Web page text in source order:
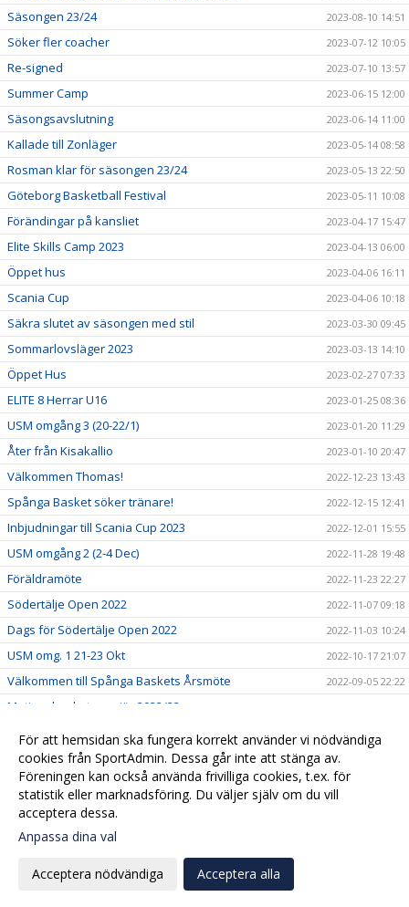
Säsongen 23/24 2023-08-10 14:51
Söker fler coacher 2023-07-12 10:05
Re-signed 2023-07-10 13:57
Summer Camp 2023-06-15 12:00
Säsongsavslutning 2023-06-14 11:00
Kallade till Zonläger 2023-05-14 08:58
Rosman klar för säsongen 23/24 2023-05-13 22:50
Göteborg Basketball Festival 2023-05-11 10:08
Förändingar på kansliet 2023-04-17 15:47
Elite Skills Camp 2023 2023-04-13 06:00
Öppet hus 2023-04-06 16:11
Scania Cup 2023-04-06 10:18
Säkra slutet av säsongen med stil 2023-03-30 09:45
Sommarlovsläger 2023 2023-03-13 14:10
Öppet Hus 2023-02-27 07:33
ELITE 8 Herrar U16 2023-01-25 08:36
USM omgång 3 (20-22/1) 2023-01-20 11:29
Åter från Kisakallio 2023-01-10 20:47
Välkommen Thomas! 2022-12-23 13:43
Spånga Basket söker tränare! 2022-12-15 12:41
Inbjudningar till Scania Cup 2023 2022-12-01 15:55
USM omgång 2 (2-4 Dec) 2022-11-28 19:48
Föräldramöte 2022-11-23 22:27
Södertälje Open 2022 2022-11-07 09:18
Dags för Södertälje Open 2022 2022-11-03 10:24
USM omg. 1 21-23 Okt 2022-10-17 21:07
Välkommen till Spånga Baskets Årsmöte 2022-09-05 22:22
Motionsbasketpremiär 2022/23
Börja spela eller coacha i Spånga Basket! 2022-06-27 16:08
Välkommen till er nya hemsida!
2022-06-21 16:11
2019-12-02 15:55
inställningar
Webbversion
För att hemsidan ska fungera korrekt använder vi nödvändiga
cookies från SportAdmin. Dessa går inte att stänga av.
Föreningen kan också använda frivilliga cookies, t.ex. för
statistik eller marknadsföring. Du väljer själv om du vill
acceptera dessa.
Anpassa dina val
Acceptera nödvändiga Acceptera alla